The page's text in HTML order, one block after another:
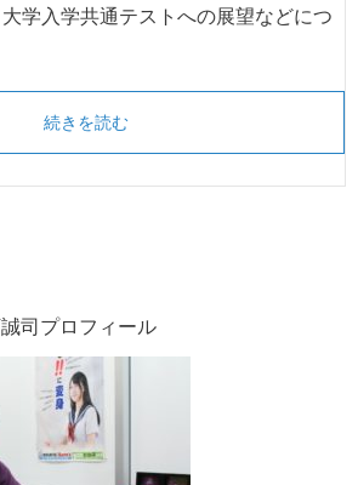
学入学共通テストへの展望などにつ
続きを読む
司プロフィール